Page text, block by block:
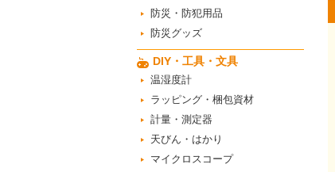
防災・防犯用品
防災グッズ
DIY・工具・文具
温湿度計
ラッピング・梱包資材
計量・測定器
天びん・はかり
マイクロスコープ